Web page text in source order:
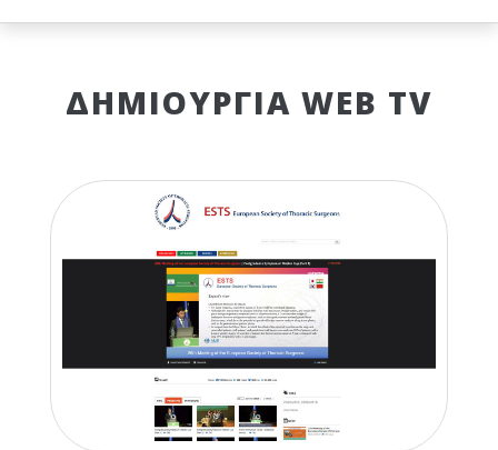
ΔΗΜΙΟΥΡΓΙΑ WEB TV